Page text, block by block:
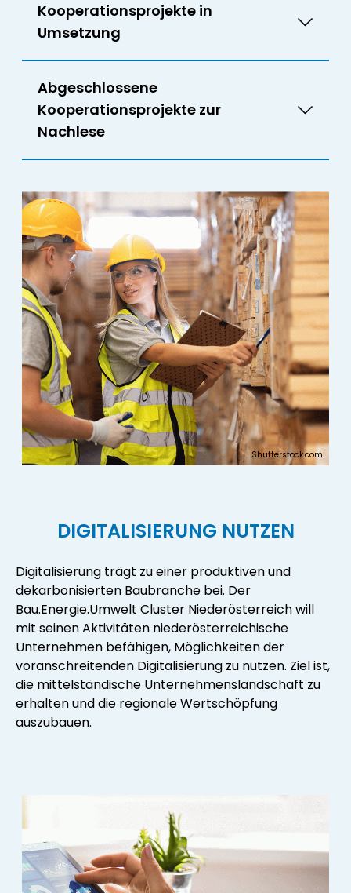
Kooperationsprojekte in
Umsetzung
Abgeschlossene
Kooperationsprojekte zur
Nachlese
Shutterstock.com
DIGITALISIERUNG NUTZEN
Digitalisierung trägt zu einer produktiven und
dekarbonisierten Baubranche bei. Der
Bau.Energie.Umwelt Cluster Niederösterreich will
mit seinen Aktivitäten niederösterreichische
Unternehmen befähigen, Möglichkeiten der
voranschreitenden Digitalisierung zu nutzen. Ziel ist,
die mittelständische Unternehmenslandschaft zu
erhalten und die regionale Wertschöpfung
auszubauen.